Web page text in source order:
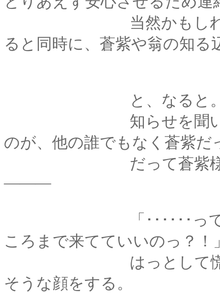
当然かもしれない。
ると同時に、蒼紫や翁の知る
と、なると
知らせを聞いて、わ
のが、他の誰でもなく蒼紫
だって蒼紫様には今
―――
「･･････って、そー
ころまで来てていいのっ？！
はっとして慌てた声
そうな顔をする。